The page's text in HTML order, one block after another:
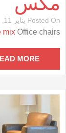
Posted On يناير 11, 2018 At 5:08 م By
mixOffice chairs
MORE